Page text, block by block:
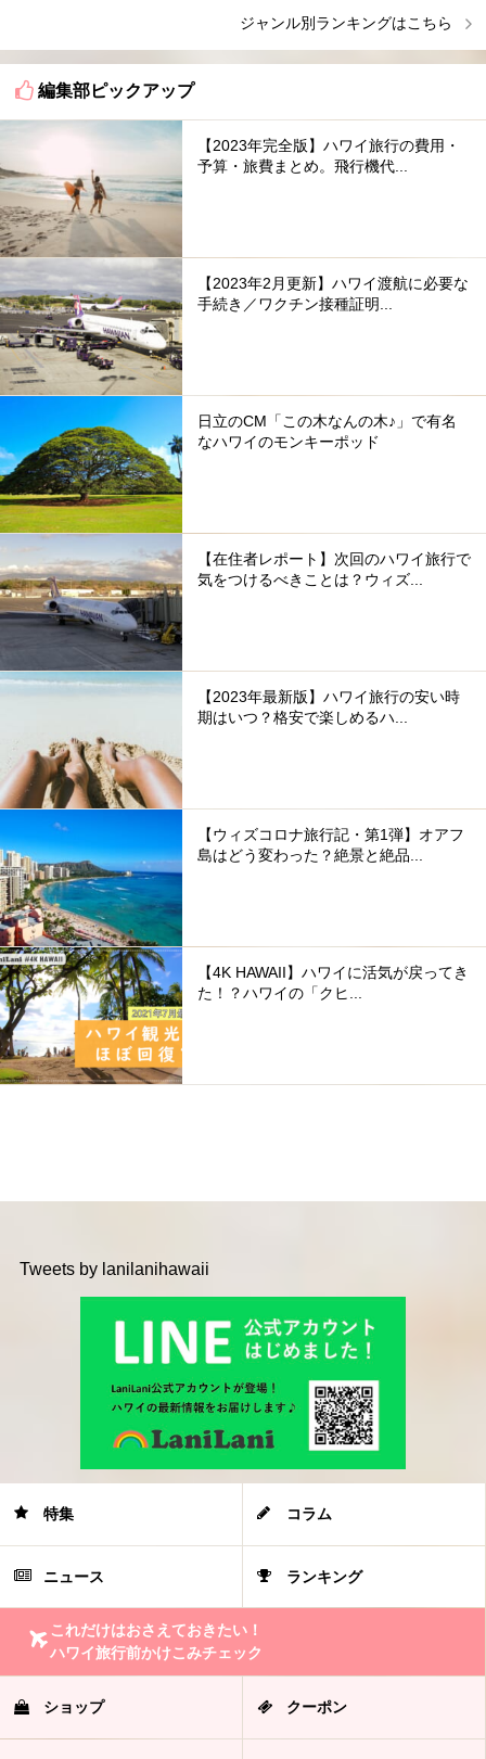
ジャンル別ランキングはこちら
編集部ピックアップ
【2023年完全版】ハワイ旅行の費用・
予算・旅費まとめ。飛行機代...
【2023年2月更新】ハワイ渡航に必要な
手続き／ワクチン接種証明...
日立のCM「この木なんの木♪」で有名
なハワイのモンキーポッド
【在住者レポート】次回のハワイ旅行で
気をつけるべきことは？ウィズ...
【2023年最新版】ハワイ旅行の安い時
期はいつ？格安で楽しめるハ...
【ウィズコロナ旅行記・第1弾】オアフ
島はどう変わった？絶景と絶品...
【4K HAWAII】ハワイに活気が戻ってき
た！？ハワイの「クヒ...
Tweets by lanilanihawaii
特集 コラム
ニュース ランキング
これだけはおさえておきたい！
ハワイ旅行前かけこみチェック
ショップ クーポン